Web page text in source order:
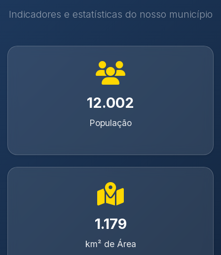
Indicadores e estatísticas do nosso município
12.298
População
1.209
km² de Área